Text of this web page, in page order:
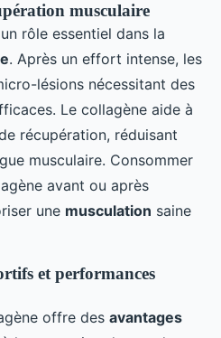
musculaire
rôle essentiel dans la
. Après un effort intense, les
lésions nécessitant des
Le collagène aide à
récupération, réduisant
musculaire. Consommer
avant ou après
une musculation saine
et performances
offre des avantages